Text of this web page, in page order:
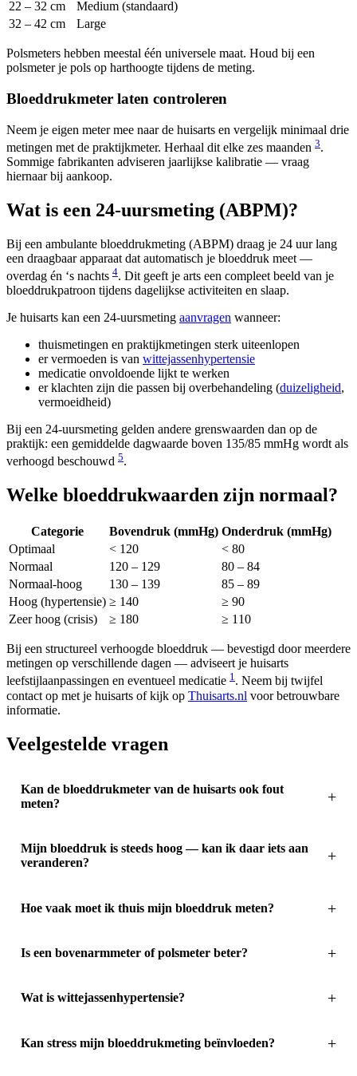
22 – 32 cm
Medium (standaard)
32 – 42 cm
Large
Polsmeters hebben meestal één universele maat. Houd bij een
polsmeter je pols op harthoogte tijdens de meting.
Bloeddrukmeter laten controleren
Neem je eigen meter mee naar de huisarts en vergelijk minimaal drie
metingen met de praktijkmeter. Herhaal dit elke zes maanden 3.
Sommige fabrikanten adviseren jaarlijkse kalibratie — vraag
hiernaar bij aankoop.
Wat is een 24-uursmeting (ABPM)?
Bij een ambulante bloeddrukmeting (ABPM) draag je 24 uur lang
een draagbaar apparaat dat automatisch je bloeddruk meet —
overdag én ‘s nachts 4. Dit geeft je arts een compleet beeld van je
bloeddrukpatroon tijdens dagelijkse activiteiten en slaap.
Je huisarts kan een 24-uursmeting aanvragen wanneer:
thuismetingen en praktijkmetingen sterk uiteenlopen
er vermoeden is van wittejassenhypertensie
medicatie onvoldoende lijkt te werken
er klachten zijn die passen bij overbehandeling (duizeligheid,
vermoeidheid)
Bij een 24-uursmeting gelden andere grenswaarden dan op de
praktijk: een gemiddelde dagwaarde boven 135/85 mmHg wordt als
verhoogd beschouwd 5.
Welke bloeddrukwaarden zijn normaal?
Categorie Bovendruk (mmHg) Onderdruk (mmHg)
Optimaal
< 120
< 80
Normaal
120 – 129
80 – 84
Normaal-hoog
130 – 139
85 – 89
Hoog (hypertensie) ≥ 140
≥ 90
Zeer hoog (crisis)
≥ 180 ≥ 110
Bij een structureel verhoogde bloeddruk — bevestigd door meerdere
metingen op verschillende dagen — adviseert je huisarts
leefstijlaanpassingen en eventueel medicatie 1. Neem bij twijfel
contact op met je huisarts of kijk op Thuisarts.nl voor betrouwbare
informatie.
Veelgestelde vragen
Kan de bloeddrukmeter van de huisarts ook fout
meten?
Mijn bloeddruk is steeds hoog — kan ik daar iets aan
veranderen?
Hoe vaak moet ik thuis mijn bloeddruk meten?
Is een bovenarmmeter of polsmeter beter?
Wat is wittejassenhypertensie?
Kan stress mijn bloeddrukmeting beïnvloeden?